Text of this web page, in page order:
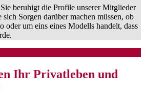
beruhigt die Profile unserer Mitglieder
sich Sorgen darüber machen müssen, ob
oder um eins eines Modells handelt, dass
Ihr Privatleben und